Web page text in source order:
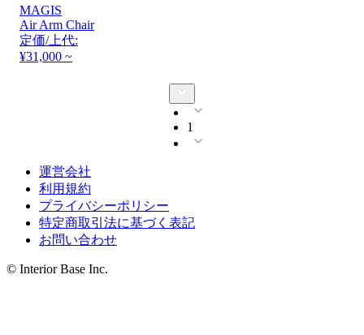
MAGIS
Air Arm Chair
定価/上代:
¥31,000 ~
1
運営会社
利用規約
プライバシーポリシー
特定商取引法に基づく表記
お問い合わせ
© Interior Base Inc.